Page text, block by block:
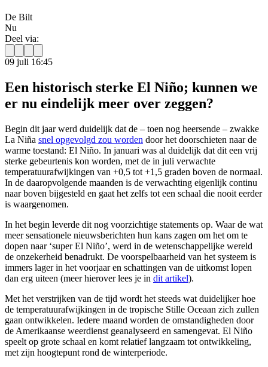
De Bilt
Nu
Deel via:
09 juli 16:45
Een historisch sterke El Niño; kunnen we
er nu eindelijk meer over zeggen?
Begin dit jaar werd duidelijk dat de – toen nog heersende – zwakke
La Niña snel opgevolgd zou worden door het doorschieten naar de
warme toestand: El Niño. In januari was al duidelijk dat dit een vrij
sterke gebeurtenis kon worden, met de in juli verwachte
temperatuurafwijkingen van +0,5 tot +1,5 graden boven de normaal.
In de daaropvolgende maanden is de verwachting eigenlijk continu
naar boven bijgesteld en gaat het zelfs tot een schaal die nooit eerder
is waargenomen.
In het begin leverde dit nog voorzichtige statements op. Waar de wat
meer sensationele nieuwsberichten hun kans zagen om het om te
dopen naar ‘super El Niño’, werd in de wetenschappelijke wereld
de onzekerheid benadrukt. De voorspelbaarheid van het systeem is
immers lager in het voorjaar en schattingen van de uitkomst lopen
dan erg uiteen (meer hierover lees je in dit artikel).
Met het verstrijken van de tijd wordt het steeds wat duidelijker hoe
de temperatuurafwijkingen in de tropische Stille Oceaan zich zullen
gaan ontwikkelen. Iedere maand worden de omstandigheden door
de Amerikaanse weerdienst geanalyseerd en samengevat. El Niño
speelt op grote schaal en komt relatief langzaam tot ontwikkeling,
met zijn hoogtepunt rond de winterperiode.